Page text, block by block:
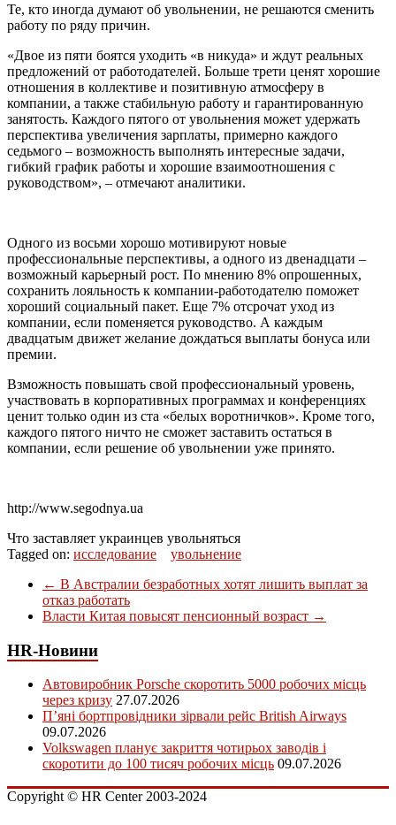
Те, кто иногда думают об увольнении, не решаются сменить
работу по ряду причин.
«Двое из пяти боятся уходить «в никуда» и ждут реальных
предложений от работодателей. Больше трети ценят хорошие
отношения в коллективе и позитивную атмосферу в
компании, а также стабильную работу и гарантированную
занятость. Каждого пятого от увольнения может удержать
перспектива увеличения зарплаты, примерно каждого
седьмого – возможность выполнять интересные задачи,
гибкий график работы и хорошие взаимоотношения с
руководством», – отмечают аналитики.
Одного из восьми хорошо мотивируют новые
профессиональные перспективы, а одного из двенадцати –
возможный карьерный рост. По мнению 8% опрошенных,
сохранить лояльность к компании-работодателю поможет
хороший социальный пакет. Еще 7% отсрочат уход из
компании, если поменяется руководство. А каждым
двадцатым движет желание дождаться выплаты бонуса или
премии.
Взможность повышать свой профессиональный уровень,
участвовать в корпоративных программах и конференциях
ценит только один из ста «белых воротничков». Кроме того,
каждого пятого ничто не сможет заставить остаться в
компании, если решение об увольнении уже принято.
http://www.segodnya.ua
Что заставляет украинцев увольняться
Tagged on: исследование
увольнение
← В Австралии безработных хотят лишить выплат за
отказ работать
Власти Китая повысят пенсионный возраст →
HR-Новини
Автовиробник Porsche скоротить 5000 робочих місць
через кризу 27.07.2026
П’яні бортпровідники зірвали рейс British Airways
09.07.2026
Volkswagen планує закриття чотирьох заводів і
скоротити до 100 тисяч робочих місць 09.07.2026
Copyright © HR Center 2003-2024